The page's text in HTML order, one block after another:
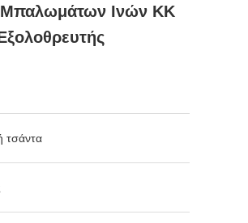
Μπαλωμάτων Ινών ΚΚ
τσάντα